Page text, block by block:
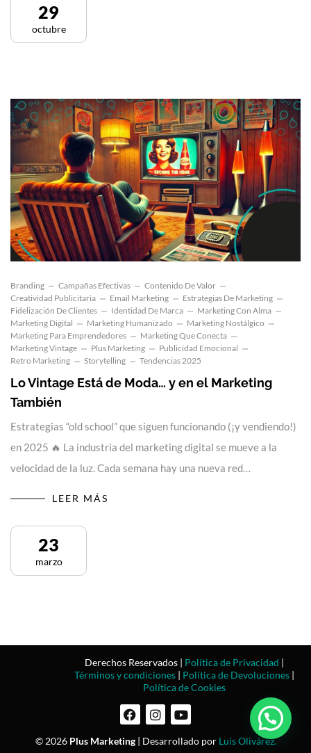
29
octubre
Branding Campañas Efectivas
Contenido De Valor
Creatividad Publicitaria
Email Marketing
Estrategias De Marketing
Fidelización De Clientes
Identidad De Marca
Marketing Con Alma
Marketing Digital
Marketing Humanizado
Marketing Nostálgico
Marketing Para Emprendedores
Marketing Que Conecta
Marketing Vintage
Plus Marketing
Publicidad Emocional
Retro Marketing
Storytelling Tendencias 2025
Lo Vintage Está de Moda… y en el Marketing
También
Estrategias “old school” que siguen funcionando (¡y vendiendo!)
en 2025 🔥 La industria del marketing digital se mueve a la
velocidad de la luz. Cada semana hay una nueva red…
LEER MÁS
23
marzo
Derechos Reservados | Política de Privacidad
Términos y condiciones
Política de Devoluciones
Política de Cookies
© 2026 Plus Marketing| Desarrollado por Luis Olivárez.